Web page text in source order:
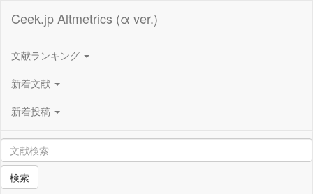
Ceek.jp Altmetrics (α ver.)
文献ランキング
新着文献
新着投稿
検索